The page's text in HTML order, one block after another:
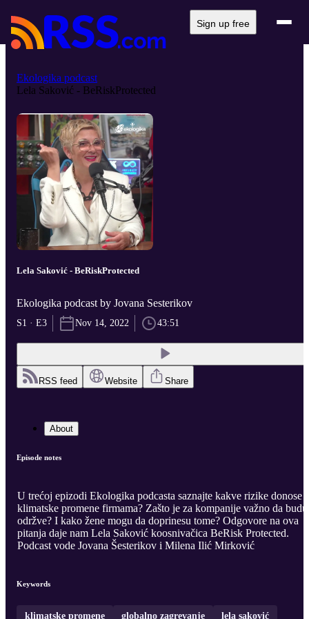
Sign up free
Ekologika podcast
Lela Saković - BeRiskProtected
Lela Saković - BeRiskProtected
Ekologika podcast by Jovana Sesterikov
S1 · E3 Nov 14, 2022 43:51
RSS feed Website Share
About
Episode notes
U trećoj epizodi Ekologika podcasta saznajte kakve rizike donose
klimatske promene firmama? Zašto je za kompanije važno da budu
održve? I kako žene mogu da doprinesu tome? Odgovore na ova
pitanja daje nam Lela Saković koosnivačica BeRisk Protected.
Podcast vode Jovana Šesterikov i Milena Ilić Mirković
Keywords
klimatske promene globalno zagrevanje lela saković